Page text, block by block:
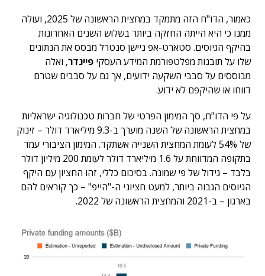
כאמור, הדו"ח הזה מתמקד במחצית הראשונה של 2025, ועולה
ממנו כי היא הייתה החזקה ביותר בשלוש השנים האחרונות
בהיקף הגיוסים. סטארט-אפ ניישן סנטרל מבסס את הנתונים
שלו על תובנות מפלטפורמת המידע העסקי פיינדר, ואלה
מבוססים על סבבי השקעה ידועים, אך גם על סבבים שטרם
דווחו או שהיקפם לא ידוע.
על פי הדו"ח, סך המימון הפרטי של חברות טכנולוגיה ישראליות
במחצית הראשונה של השנה מוערך ב-9.3 מיליארד דולר – זינוק
של 54% לעומת המחצית השנייה אשתקד. המימון הציבורי עמד
בתקופה המדווחת על 1.6 מיליארד דולר לעומת 200 מיליון דולר
בלבד – גידול של פי שמונה. בסיכום כללי, זהו החציון עם היקף
הגיוסים הגבוה ביותר, למעט חציוני ה-"הייפ" – כך קוראים להם
בארגון – ב-2021 והמחצית הראשונה של 2022.